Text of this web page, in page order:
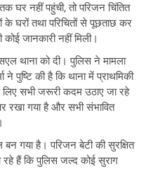
घर नहीं पहुंची, तो परिजन चिंतित
के घरों तथा परिचितों से पूछताछ कर
जानकारी नहीं मिली।
थाना को दी। पुलिस ने मामला
ने पुष्टि की है कि थाना में प्राथमिकी
सभी जरूरी कदम उठाए जा रहे
रखा गया है और सभी संभावित
बन गया है। परिजन बेटी की सुरक्षित
रहे हैं कि पुलिस जल्द कोई सुराग